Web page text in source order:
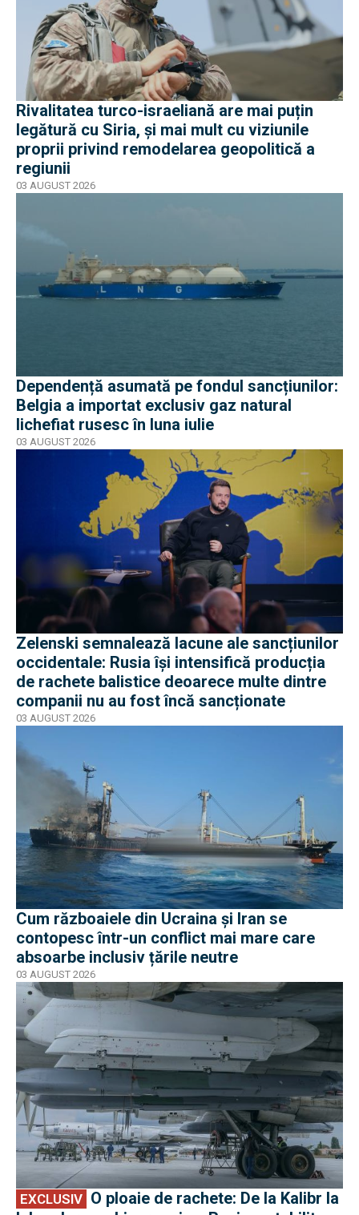
Rivalitatea turco-israeliană are mai puțin
legătură cu Siria, și mai mult cu viziunile
proprii privind remodelarea geopolitică a
regiunii
03 AUGUST 2026
Dependență asumată pe fondul sancțiunilor:
Belgia a importat exclusiv gaz natural
lichefiat rusesc în luna iulie
03 AUGUST 2026
Zelenski semnalează lacune ale sancțiunilor
occidentale: Rusia își intensifică producția
de rachete balistice deoarece multe dintre
companii nu au fost încă sancționate
03 AUGUST 2026
Cum războaiele din Ucraina și Iran se
contopesc într-un conflict mai mare care
absoarbe inclusiv țările neutre
03 AUGUST 2026
EXCLUSIV
EXCLUSIV